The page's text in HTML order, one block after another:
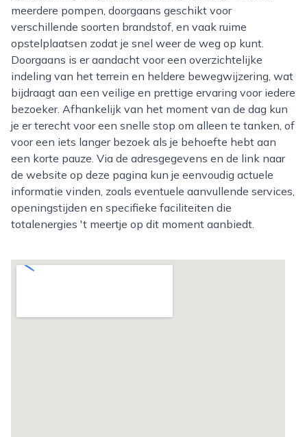
meerdere pompen, doorgaans geschikt voor
verschillende soorten brandstof, en vaak ruime
opstelplaatsen zodat je snel weer de weg op kunt.
Doorgaans is er aandacht voor een overzichtelijke
indeling van het terrein en heldere bewegwijzering, wat
bijdraagt aan een veilige en prettige ervaring voor iedere
bezoeker. Afhankelijk van het moment van de dag kun
je er terecht voor een snelle stop om alleen te tanken, of
voor een iets langer bezoek als je behoefte hebt aan
een korte pauze. Via de adresgegevens en de link naar
de website op deze pagina kun je eenvoudig actuele
informatie vinden, zoals eventuele aanvullende services,
openingstijden en specifieke faciliteiten die
totalenergies 't meertje op dit moment aanbiedt.